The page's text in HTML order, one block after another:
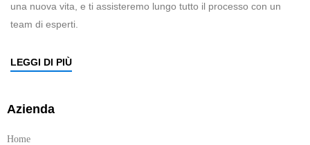
una nuova vita, e ti assisteremo lungo tutto il processo con un
team di esperti.
LEGGI DI PIÙ
Azienda
Home